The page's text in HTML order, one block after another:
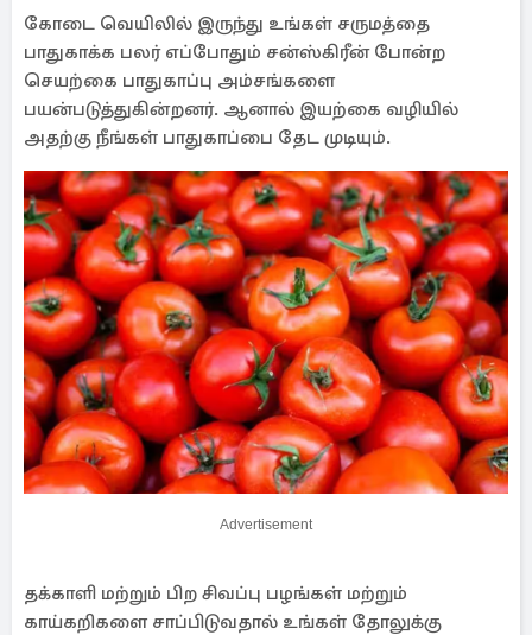
கோடை வெயிலில் இருந்து உங்கள் சருமத்தை
பாதுகாக்க பலர் எப்போதும் சன்ஸ்கிரீன் போன்ற
செயற்கை பாதுகாப்பு அம்சங்களை
பயன்படுத்துகின்றனர். ஆனால் இயற்கை வழியில்
அதற்கு நீங்கள் பாதுகாப்பை தேட முடியும்.
Advertisement
தக்காளி மற்றும் பிற சிவப்பு பழங்கள் மற்றும்
காய்கறிகளை சாப்பிடுவதால் உங்கள் தோலுக்கு